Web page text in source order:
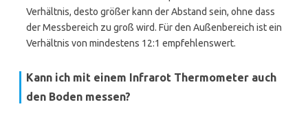
Verhältnis, desto größer kann der Abstand sein, ohne dass
der Messbereich zu groß wird. Für den Außenbereich ist ein
Verhältnis von mindestens 12:1 empfehlenswert.
Kann ich mit einem Infrarot Thermometer auch
den Boden messen?